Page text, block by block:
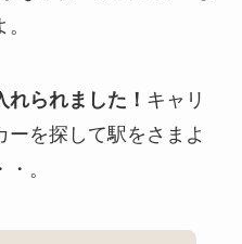
られました！ キャリ
を探して駅をさまよ
。